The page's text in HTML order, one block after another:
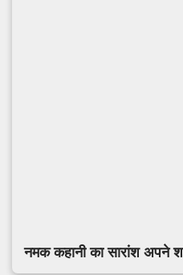
नमक कहानी का सारांश अपने